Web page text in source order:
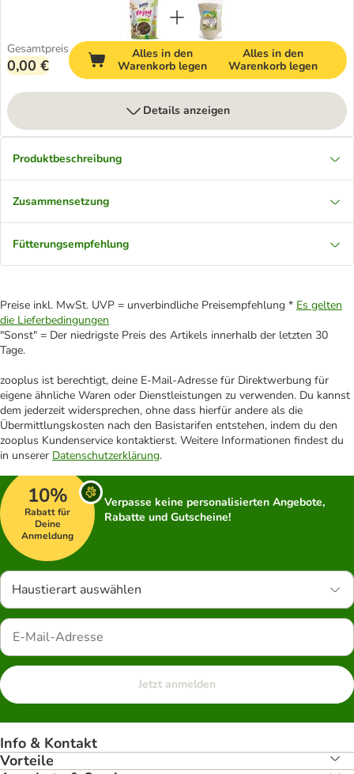
Gesamtpreis
0,00 €
Alles in den
Warenkorb legen
Alles in den
Warenkorb legen
Details anzeigen
Produktbeschreibung
Zusammensetzung
Fütterungsempfehlung
Preise inkl. MwSt. UVP = unverbindliche Preisempfehlung * Es gelten
die Lieferbedingungen
"Sonst" = Der niedrigste Preis des Artikels innerhalb der letzten 30
Tage.
zooplus ist berechtigt, deine E-Mail-Adresse für Direktwerbung für
eigene ähnliche Waren oder Dienstleistungen zu verwenden. Du kannst
dem jederzeit widersprechen, ohne dass hierfür andere als die
Übermittlungskosten nach den Basistarifen entstehen, indem du den
zooplus Kundenservice kontaktierst. Weitere Informationen findest du
in unserer Datenschutzerklärung.
10%
Rabatt für
Deine
Anmeldung
Verpasse keine personalisierten Angebote,
Rabatte und Gutscheine!
Haustierart auswählen
Jetzt anmelden
Info & Kontakt
Vorteile